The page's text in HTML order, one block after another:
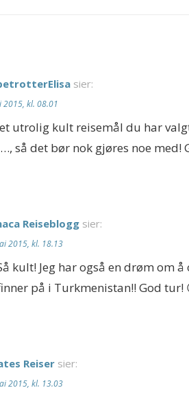
sier:
2015, kl. 08.01
utrolig kult reisemål du har
så det bør nok gjøres noe med!
Reiseblogg sier:
2015, kl. 18.13
kult! Jeg har også en drøm om
på i Turkmenistan!! God tur!
Reiser sier:
2015, kl. 13.03